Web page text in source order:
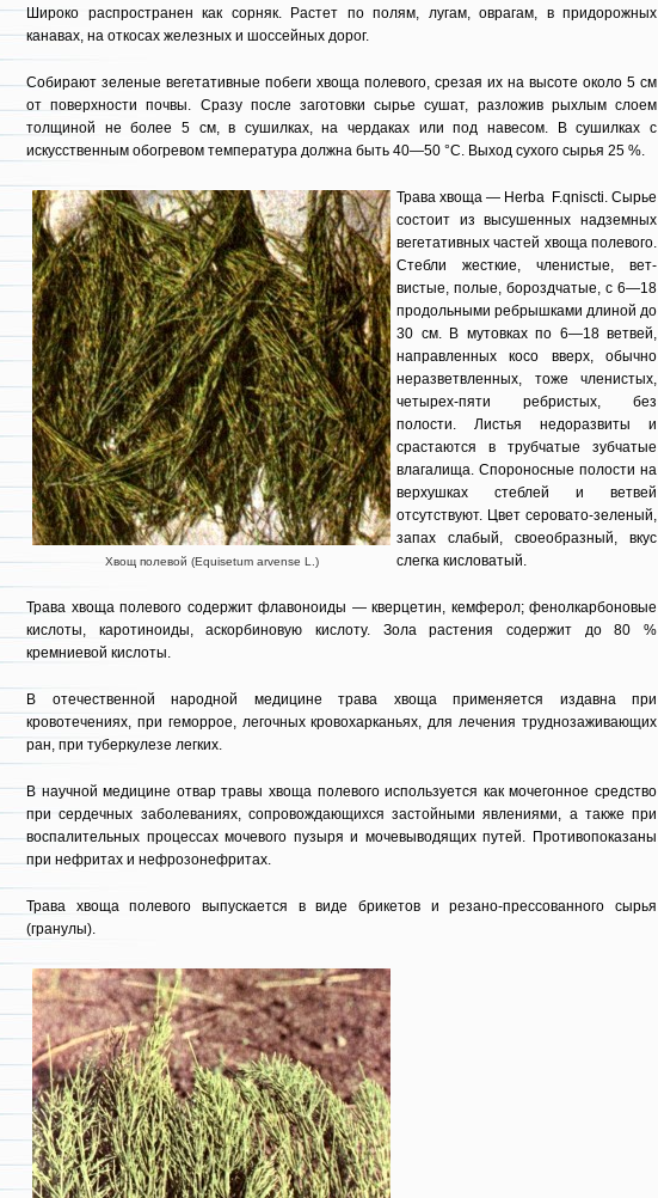
Широко распространен как сорняк. Растет по полям, лугам, оврагам, в придорожных
канавах, на откосах железных и шоссейных дорог.
Собирают зеленые вегетативные побеги хвоща полевого, срезая их на высоте около 5 см
от поверхности поч­вы. Сразу после заготовки сырье су­шат, разложив рыхлым слоем
толщи­ной не более 5 см, в сушилках, на чердаках или под навесом. В сушилках с
искусственным обогревом температу­ра должна быть 40—50 °С. Выход су­хого сырья 25 %.
Хвощ полевой (Equisetum arvense L.)
Трава хвоща — Herba F.qniscti. Сырье
состоит из высушенных надзем­ных
вегетативных частей хвоща поле­вого.
Стебли жесткие, членистые, вет­
вистые, полые, бороздчатые, с 6—18
продольными ребрышками длиной до
30 см. В мутовках по 6—18 ветвей,
направленных косо вверх, обычно
неразветвленных, тоже членистых,
четырех-пяти ребристых, без
полости. Листья недоразвиты и
срастаются в трубчатые зубчатые
влагалища. Спороносные по­лости на
верхушках стеблей и ветвей
отсутствуют. Цвет серовато-зеленый,
запах слабый, своеобразный, вкус
слегка кисловатый.
Трава хвоща полевого содержит флавоноиды — кверцетин, кемферол; фенолкарбоновые
кислоты, каротиноиды, аскорбиновую кислоту. Зола расте­ния содержит до 80 %
кремниевой кислоты.
В отечественной народной медици­не трава хвоща применяется издавна при
кровотечениях, при геморрое, ле­гочных кровохарканьях, для лечения труднозаживающих
ран, при тубер­кулезе легких.
В научной медицине отвар травы хвоща полевого используется как мо­чегонное средство
при сердечных забо­леваниях, сопровождающихся застой­ными явлениями, а также при
воспа­лительных процессах мочевого пузыря и мочевыводящих путей. Противопока­заны
при нефритах и нефрозонефритах.
Трава хвоща полевого выпускает­ся в виде брикетов и резано-прессо­ванного сырья
(гранулы).